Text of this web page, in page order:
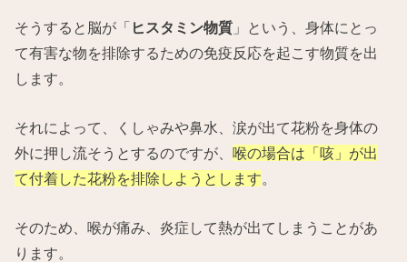
そうすると脳が「 ヒスタミン物質 」という、身体にとっ
て有害な物を排除するための免疫反応を起こす物質を出
します。
それによって、くしゃみや鼻水、涙が出て花粉を身体の
外に押し流そうとするのですが、喉の場合は「咳」が出
て付着した花粉を排除しようとします。
そのため、喉が痛み、炎症して熱が出てしまうことがあ
ります。